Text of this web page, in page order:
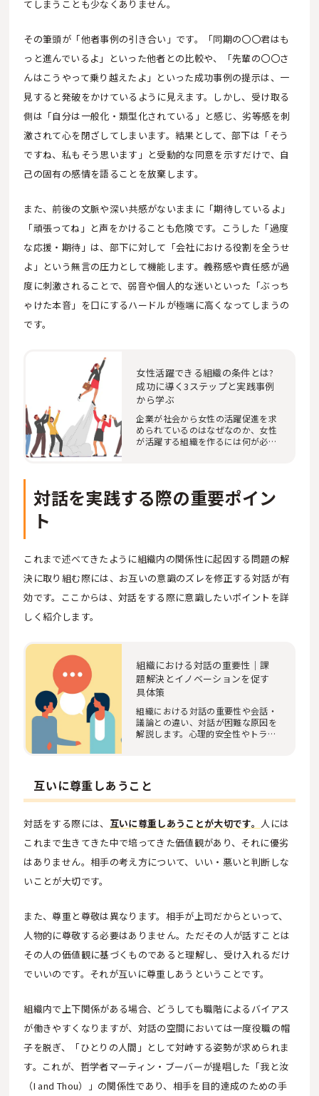
てしまうことも少なくありません。
その筆頭が「他者事例の引き合い」です。「同期の〇〇君はも
っと進んでいるよ」といった他者との比較や、「先輩の〇〇さ
んはこうやって乗り越えたよ」といった成功事例の提示は、一
見すると発破をかけているように見えます。しかし、受け取る
側は「自分は一般化・類型化されている」と感じ、劣等感を刺
激されて心を閉ざしてしまいます。結果として、部下は「そう
ですね、私もそう思います」と受動的な同意を示すだけで、自
己の固有の感情を語ることを放棄します。
また、前後の文脈や深い共感がないままに「期待しているよ」
「頑張ってね」と声をかけることも危険です。こうした「過度
な応援・期待」は、部下に対して「会社における役割を全うせ
よ」という無言の圧力として機能します。義務感や責任感が過
度に刺激されることで、弱音や個人的な迷いといった「ぶっち
ゃけた本音」を口にするハードルが極端に高くなってしまうの
です。
女性活躍できる組織の条件とは?
成功に導く3ステップと実践事例
から学ぶ
企業が社会から女性の活躍促進を求
められているのはなぜなのか、女性
が活躍する組織を作るには何が必要
対話を実践する際の重要ポイン
ト
これまで述べてきたように組織内の関係性に起因する問題の解
決に取り組む際には、お互いの意識のズレを修正する対話が有
効です。ここからは、対話をする際に意識したいポイントを詳
しく紹介します。
組織における対話の重要性｜課
題解決とイノベーションを促す
具体策
組織における対話の重要性や会話・
議論との違い、対話が困難な原因を
解説します。心理的安全性やトラン
互いに尊重しあうこと
対話をする際には、 互いに尊重しあうことが大切です。 人には
これまで生きてきた中で培ってきた価値観があり、それに優劣
はありません。相手の考え方について、いい・悪いと判断しな
いことが大切です。
また、尊重と尊敬は異なります。相手が上司だからといって、
人物的に尊敬する必要はありません。ただその人が話すことは
その人の価値観に基づくものであると理解し、受け入れるだけ
でいいのです。それが互いに尊重しあうということです。
組織内で上下関係がある場合、どうしても職階によるバイアス
が働きやすくなりますが、対話の空間においては一度役職の帽
子を脱ぎ、「ひとりの人間」として対峙する姿勢が求められま
す。これが、哲学者マーティン・ブーバーが提唱した「我と汝
（I and Thou）」の関係性であり、相手を目的達成のための手